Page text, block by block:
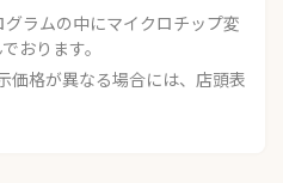
グラムの中にマイクロチップ変
おります。
価格が異なる場合には、店頭表